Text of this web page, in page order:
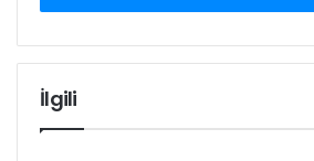
İlgili